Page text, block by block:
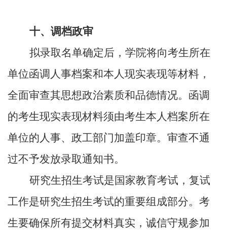
十、调档政审
拟录取名单确定后，学院将向考生所在
单位函调人事档案和本人现实表现等材料，
全面审查其思想政治素质和品德情况。函调
的考生现实表现材料须由考生本人档案所在
单位的人事、政工部门加盖印章。审查不通
过不予发放录取通知书。
研究生招生考试是国家教育考试，复试
工作是研究生招生考试的重要组成部分。考
生要确保所有提交材料真实，诚信守规参加